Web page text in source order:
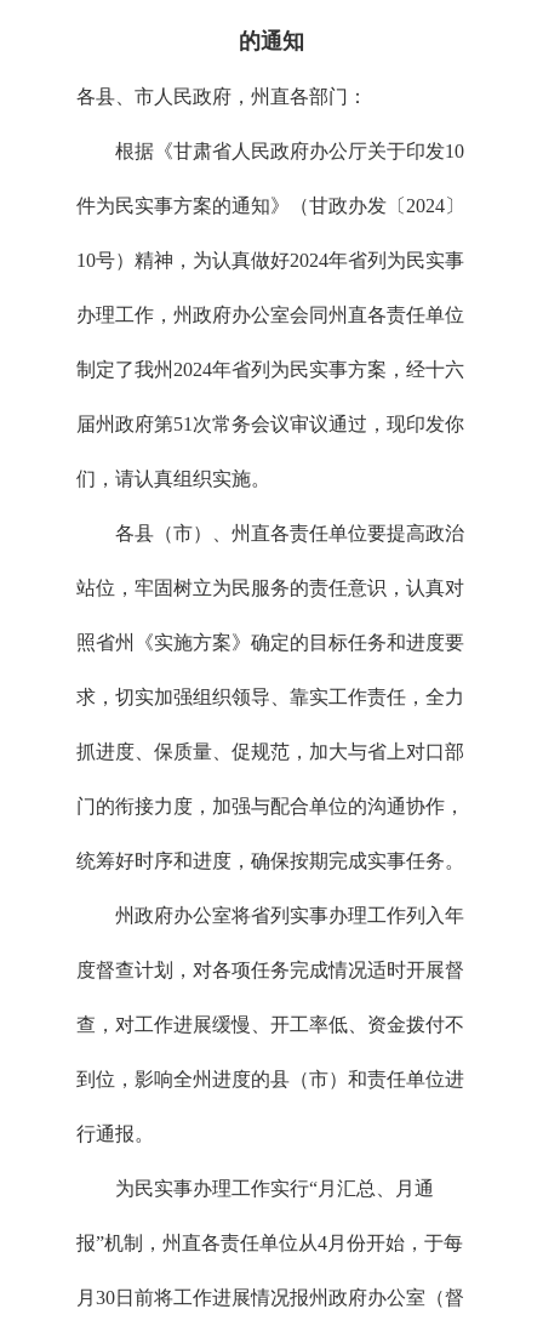
的通知
各县、市人民政府，州直各部门：
根据《甘肃省人民政府办公厅关于印发10
件为民实事方案的通知》（甘政办发〔2024〕
10号）精神，为认真做好2024年省列为民实事
办理工作，州政府办公室会同州直各责任单位
制定了我州2024年省列为民实事方案，经十六
届州政府第51次常务会议审议通过，现印发你
们，请认真组织实施。
各县（市）、州直各责任单位要提高政治
站位，牢固树立为民服务的责任意识，认真对
照省州《实施方案》确定的目标任务和进度要
求，切实加强组织领导、靠实工作责任，全力
抓进度、保质量、促规范，加大与省上对口部
门的衔接力度，加强与配合单位的沟通协作，
统筹好时序和进度，确保按期完成实事任务。
州政府办公室将省列实事办理工作列入年
度督查计划，对各项任务完成情况适时开展督
查，对工作进展缓慢、开工率低、资金拨付不
到位，影响全州进度的县（市）和责任单位进
行通报。
为民实事办理工作实行“月汇总、月通
报”机制，州直各责任单位从4月份开始，于每
月30日前将工作进展情况报州政府办公室（督